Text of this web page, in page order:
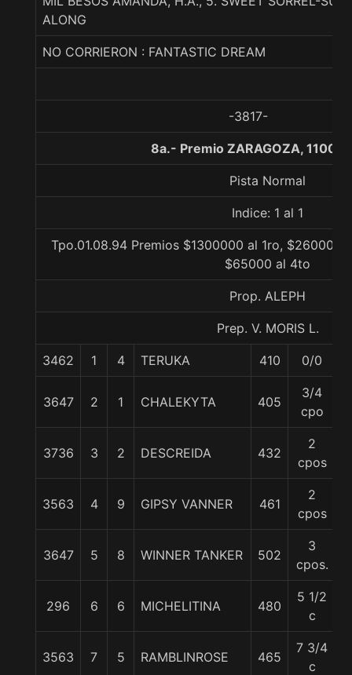
ALONG
NO CORRIERON : FANTASTIC DREAM
-3817-
8a.- Premio ZARAGOZA, 1100
Pista Normal
Indice: 1 al 1
Tpo.01.08.94 Premios $1300000 al 1ro, $260000
$65000 al 4to
Prop. ALEPH
Prep. V. MORIS L.
3462 1 4 TERUKA 410 0/0
3647 2 1 CHALEKYTA 405
3/4
cpo
3736 3 2 DESCREIDA 432
2
cpos
3563 4 9 GIPSY VANNER 461
2
cpos
3647 5 8 WINNER TANKER 502
3
cpos.
296 6 6 MICHELITINA 480
5 1/2
c
3563 7 5 RAMBLINROSE 465
7 3/4
c